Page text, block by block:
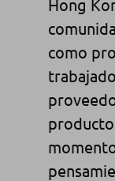
Hong
como